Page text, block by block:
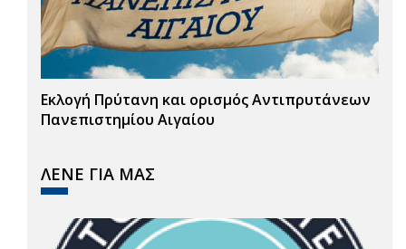
Εκλογή Πρύτανη και ορισμός Αντιπρυτάνεων
Πανεπιστημίου Αιγαίου
ΛΕΝΕ ΓΙΑ ΜΑΣ